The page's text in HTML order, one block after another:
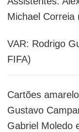
Michael Correia
VAR: Rodrigo
FIFA)
Cartões
Gustavo
Gabriel Moledo